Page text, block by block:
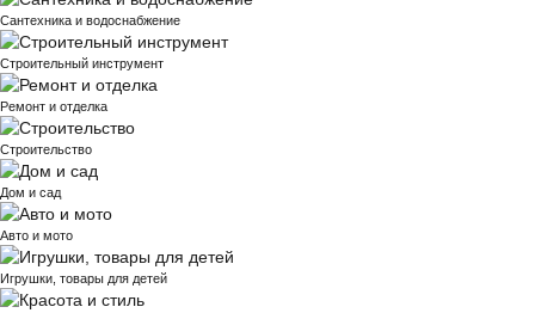
Сантехника и водоснабжение
Строительный инструмент
Ремонт и отделка
Строительство
Дом и сад
Авто и мото
Игрушки, товары для детей